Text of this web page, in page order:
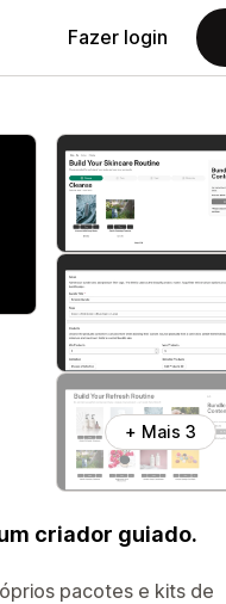
Fazer login
+ Mais 3
criador guiado.
pacotes e kits de